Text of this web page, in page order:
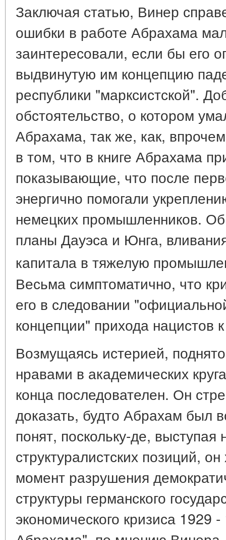
Заключая статью, Винер
ошибки в работе Абрахама
заинтересовали, если бы его
выдвинутую им концепцию
республики "марксистской".
обстоятельство, о котором
Абрахама, так же, как,
в том, что в книге Абрахама
показывающие, что после
энергично помогали
немецких промышленников.
планы Дауэса и Юнга,
капитала в тяжелую
Весьма симптоматично, что
его в следовании
концепции" прихода нацистов
Возмущаясь истерией,
нравами в академических
конца последователен. Он
доказать, будто Абрахам был
понят, поскольку-де, выступая
структуралистских позиций,
момент разрушения
структуры германского
экономического кризиса 1929